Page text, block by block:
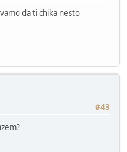
da ti chika nesto
#43